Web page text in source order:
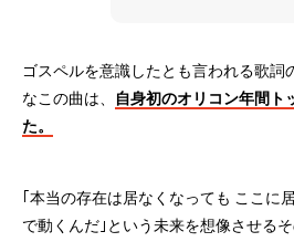
ゴスペルを意識したとも言われる歌詞
なこの曲は、
自身初のオリコン年間ト
た。
｢本当の存在は居なくなっても ここに
で動くんだ｣という未来を想像させるそ